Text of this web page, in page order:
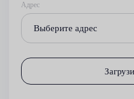
Адрес
Выберите адрес